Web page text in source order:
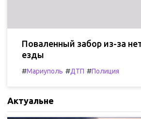
Поваленный забор из-за
езды
#Мариуполь #ДТП #Полиция
Актуальне